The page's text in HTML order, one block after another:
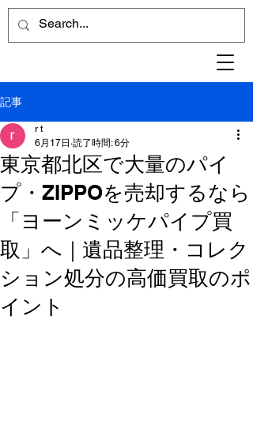
記事
東京都北区で大量のパイ
プ・ZIPPOを売却するなら
「ヨーンミッケパイプ買
取」へ｜遺品整理・コレク
ション処分の高価買取のポ
イント
r t
6月17日 読了時間: 6分